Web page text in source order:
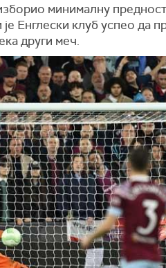
минималну
је Енглески клуб успео да
други меч.